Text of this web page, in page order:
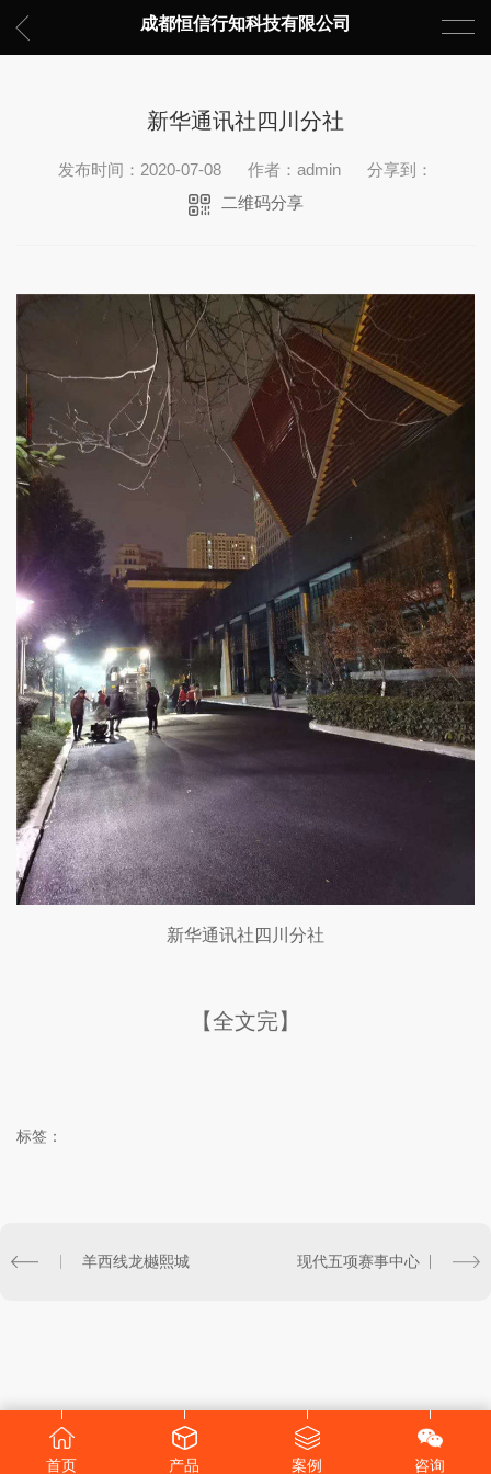
成都恒信行知科技有限公司
新华通讯社四川分社
发布时间：2020-07-08 作者：admin
分享到：
二维码分享
新华通讯社四川分社
【全文完】
标签：
羊西线龙樾熙城 现代五项赛事中心
首页 产品 案例 咨询